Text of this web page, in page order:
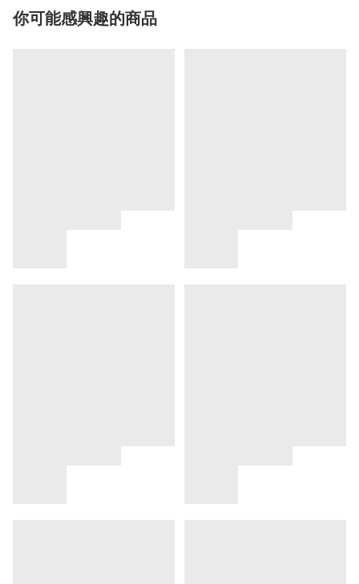
你可能感興趣的商品